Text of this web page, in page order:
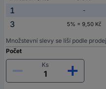
1 -
3
5% = 9,50 Kč
Množstevní slevy se liší podle
Počet
Ks